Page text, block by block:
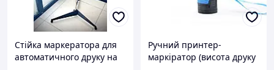
Стійка маркератора для
автоматичного друку на
Ручний принтер-
маркіратор (висота друку